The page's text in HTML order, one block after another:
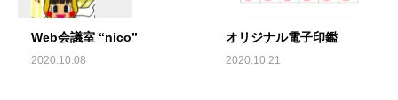
Web会議室 “nico”
2020.10.08
オリジナル電子印鑑
2020.10.21